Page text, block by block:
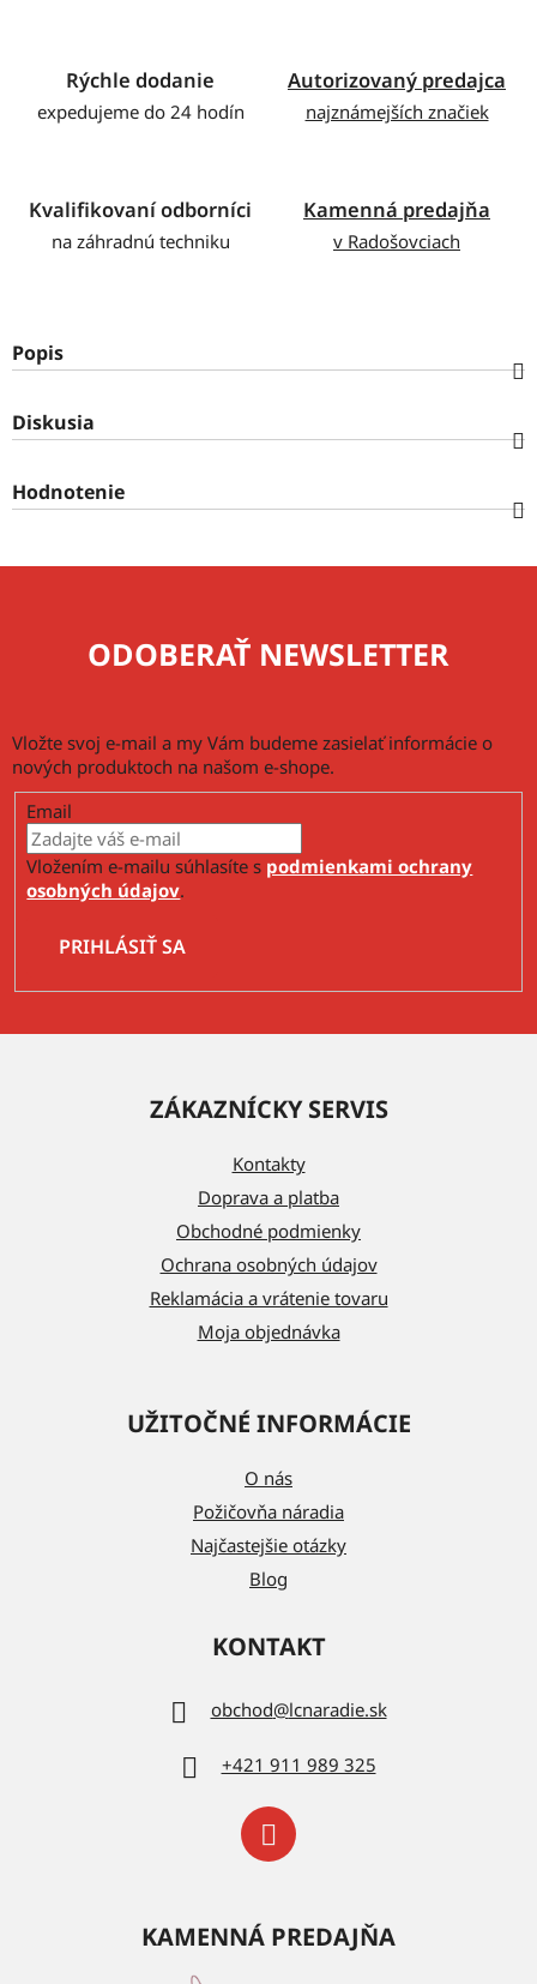
Rýchle dodanie
expedujeme do 24 hodín
Autorizovaný predajca
najznámejších značiek
Kvalifikovaní odborníci
na záhradnú techniku
Kamenná predajňa
v Radošovciach
Popis
Diskusia
Hodnotenie
ODOBERAŤ NEWSLETTER
Vložte svoj e-mail a my Vám budeme zasielať informácie o
nových produktoch na našom e-shope.
Email
Vložením e-mailu súhlasíte s podmienkami ochrany
osobných údajov.
PRIHLÁSIŤ SA
ZÁKAZNÍCKY SERVIS
Kontakty
Doprava a platba
Obchodné podmienky
Ochrana osobných údajov
Reklamácia a vrátenie tovaru
Moja objednávka
UŽITOČNÉ INFORMÁCIE
O nás
Požičovňa náradia
Najčastejšie otázky
Blog
KONTAKT
obchod@lcnaradie.sk
+421 911 989 325
KAMENNÁ PREDAJŇA